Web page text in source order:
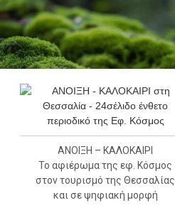
ΑΝΟΙΞΗ – ΚΑΛΟΚΑΙΡΙ
Το αφιέρωμα της εφ. Κόσμος
στον τουρισμό της Θεσσαλίας
και σε ψηφιακή μορφή